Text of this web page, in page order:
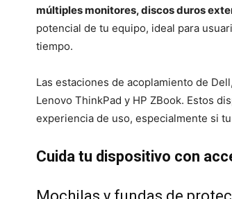
múltiples monitores, discos duros
potencial de tu equipo, ideal para
tiempo.
Las estaciones de acoplamiento de
Lenovo ThinkPad y HP ZBook. Estos
experiencia de uso, especialmente si
Cuida tu dispositivo con